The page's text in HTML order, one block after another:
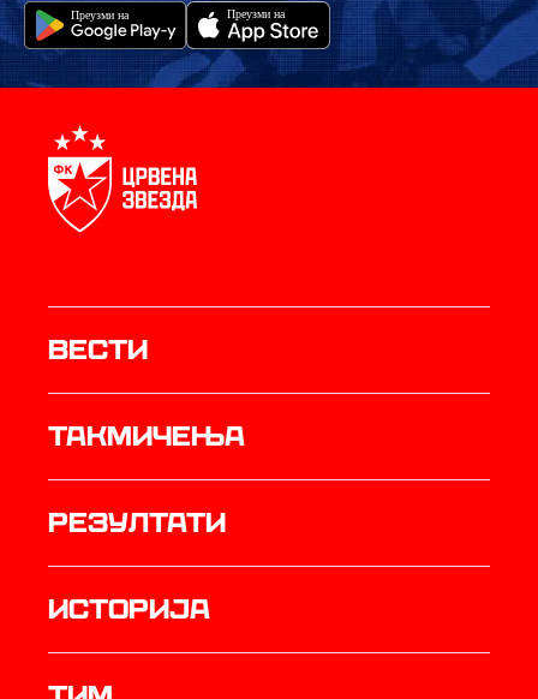
Вести
Такмичења
резултати
историја